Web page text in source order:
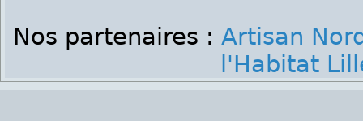
Nos partenaires : Artisan
l'Habitat